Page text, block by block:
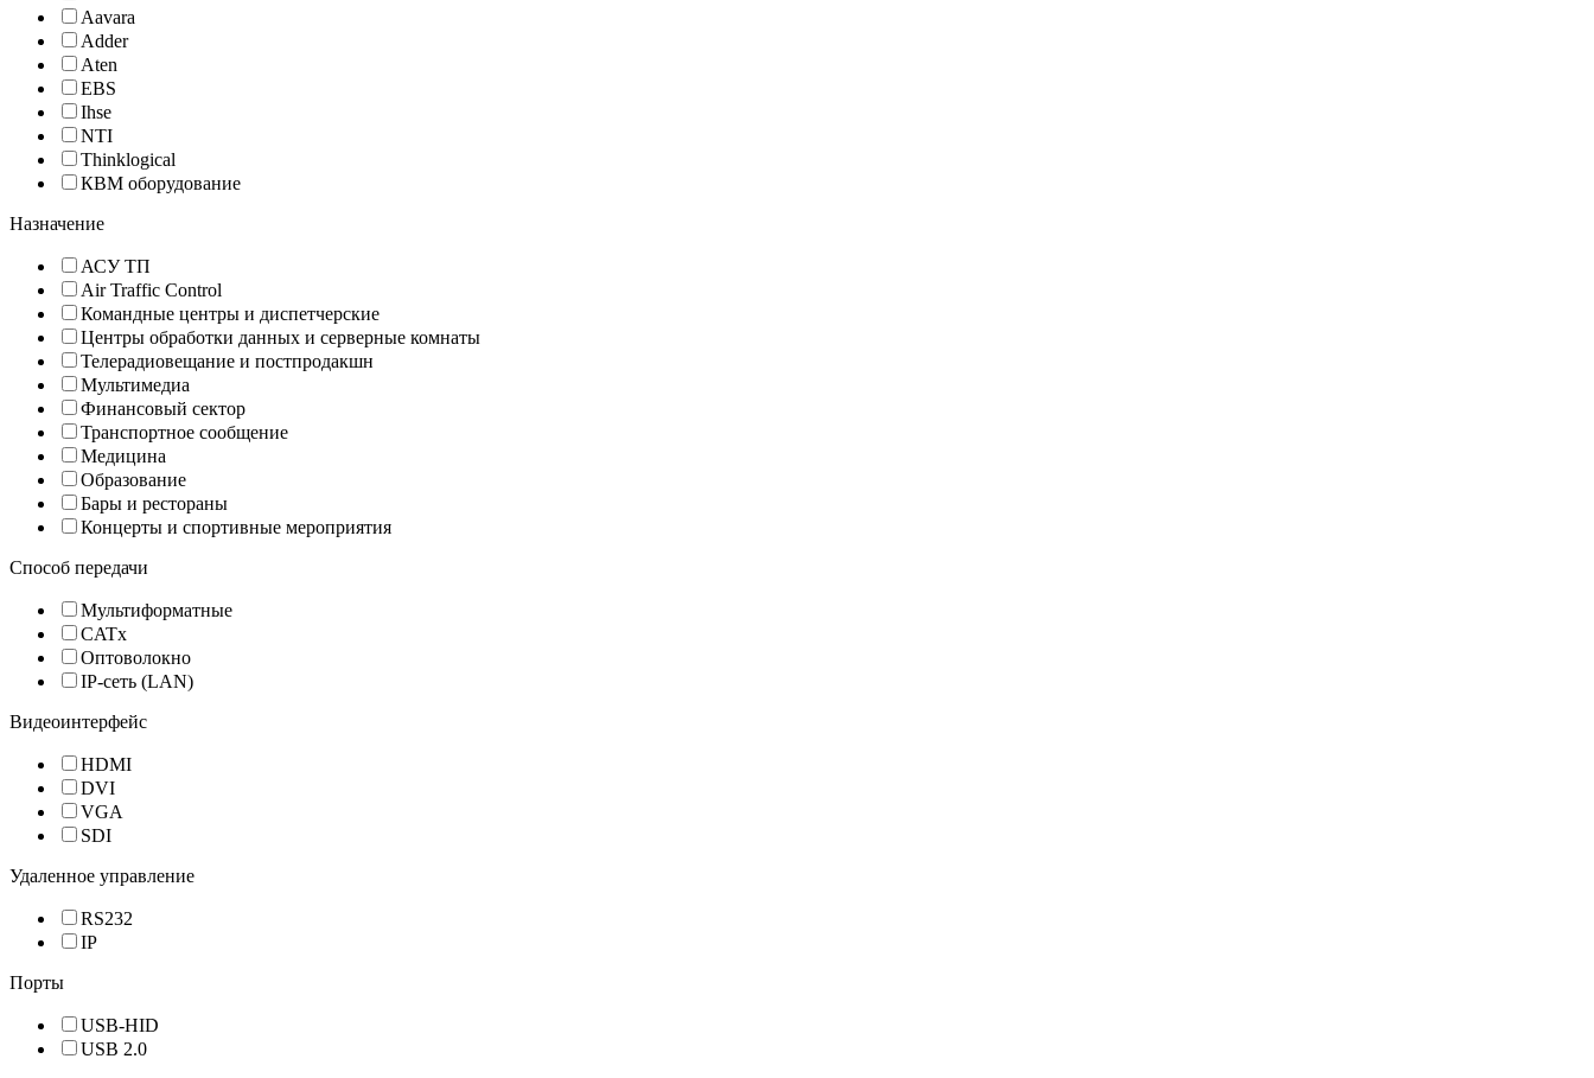
Aavara
Adder
Aten
EBS
Ihse
NTI
Thinklogical
КВМ оборудование
Назначение
АСУ ТП
Air Traffic Control
Командные центры и диспетчерские
Центры обработки данных и серверные комнаты
Телерадиовещание и постпродакшн
Мультимедиа
Финансовый сектор
Транспортное сообщение
Медицина
Образование
Бары и рестораны
Концерты и спортивные мероприятия
Способ передачи
Мультиформатные
CATx
Оптоволокно
IP-сеть (LAN)
Видеоинтерфейс
HDMI
DVI
VGA
SDI
Удаленное управление
RS232
IP
Порты
USB-HID
USB 2.0